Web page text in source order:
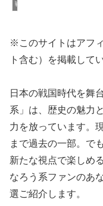
戦国の雑学
※このサイトはアフ
ト含む）を掲載して
日本の戦国時代を舞
系」は、歴史の魅力
力を放っています。
まで過去の一部。で
新たな視点で楽しめ
なろう系ファンのあ
選ご紹介します。